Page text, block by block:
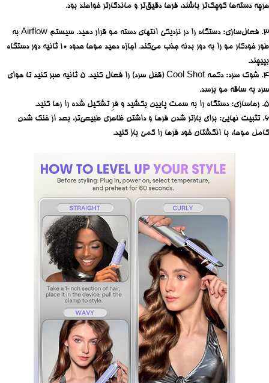
هرچه دسته‌ها کوچک‌تر باشند، فرها دقیق‌تر و ماندگارتر خواهند بود.
3. فعال‌سازی: دستگاه را در نزدیکی انتهای دسته مو قرار دهید. سیستم Airflow به
طور خودکار مو را به دور بدنه جذب می‌کند. اجازه دهید موها حدود ۱۰ ثانیه دور دستگاه
بپیچند.
4. شوک سرد: دکمه Cool Shot (قفل سرد) را فعال کنید. ۵ ثانیه صبر کنید تا هوای
سرد به ساقه مو برسد.
5. رهاسازی: دستگاه را به سمت پایین بکشید و فرِ تشکیل شده را رها کنید.
6. تثبیت نهایی: برای بازتر شدن فرها و داشتن ظاهری طبیعی‌تر، بعد از خنک شدن
کامل موها، با انگشتان خود فرها را کمی باز کنید.